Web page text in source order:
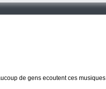
de gens ecoutent ces musiques